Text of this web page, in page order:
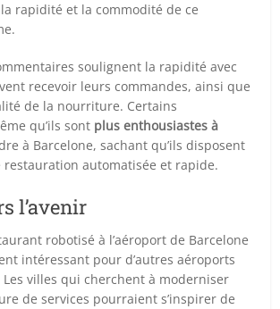
rapidité et la commodité de ce
soulignent la rapidité avec
recevoir leurs commandes, ainsi que
de la nourriture. Certains
qu’ils sont plus enthousiastes à
à Barcelone, sachant qu’ils disposent
restauration automatisée et rapide.
l’avenir
robotisé à l’aéroport de Barcelone
intéressant pour d’autres aéroports
villes qui cherchent à moderniser
de services pourraient s’inspirer de